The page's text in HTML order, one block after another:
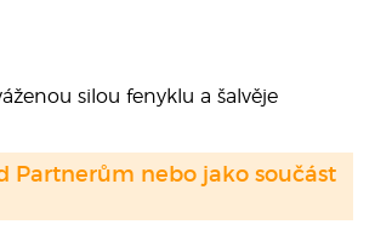
silou fenyklu a šalvěje
Partnerům nebo jako součást